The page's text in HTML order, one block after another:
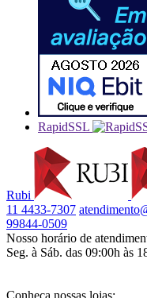
RapidSSL
Rubi
11 4433-7307
99844-0509
Nosso horário de
Seg. à Sáb. das 09:00h às
Conheça nossas lojas: